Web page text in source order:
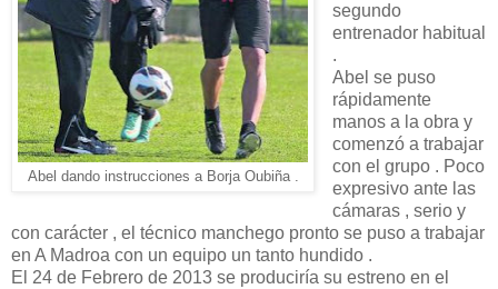
Abel dando instrucciones a Borja Oubiña .
segundo
entrenador habitual
.
Abel se puso
rápidamente
manos a la obra y
comenzó a trabajar
con el grupo . Poco
expresivo ante las
cámaras , serio y
con carácter , el técnico manchego pronto se puso a trabajar
en A Madroa con un equipo un tanto hundido .
El 24 de Febrero de 2013 se produciría su estreno en el